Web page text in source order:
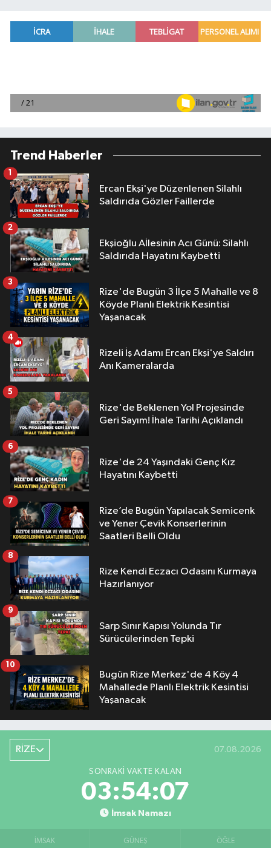
Trend Haberler
Ercan Ekşi'ye Düzenlenen Silahlı
Saldırıda Gözler Faillerde
1
Ekşioğlu Aİlesinin Acı Günü: Silahlı
Saldırıda Hayatını Kaybetti
2
Rize'de Bugün 3 İlçe 5 Mahalle ve 8
Köyde Planlı Elektrik Kesintisi
Yaşanacak
3
Rizeli İş Adamı Ercan Ekşi'ye Saldırı
Anı Kameralarda
4
Rize'de Beklenen Yol Projesinde
Geri Sayım! İhale Tarihi Açıklandı
5
Rize'de 24 Yaşındaki Genç Kız
Hayatını Kaybetti
6
Rize’de Bugün Yapılacak Semicenk
ve Yener Çevik Konserlerinin
Saatleri Belli Oldu
7
Rize Kendi Eczacı Odasını Kurmaya
Hazırlanıyor
8
Sarp Sınır Kapısı Yolunda Tır
Sürücülerinden Tepki
9
Bugün Rize Merkez'de 4 Köy 4
Mahallede Planlı Elektrik Kesintisi
Yaşanacak
10
RİZE 07.08.2026
SONRAKI VAKTE KALAN
03:54:06
İmsak Namazı
İMSAK GÜNEŞ ÖĞLE